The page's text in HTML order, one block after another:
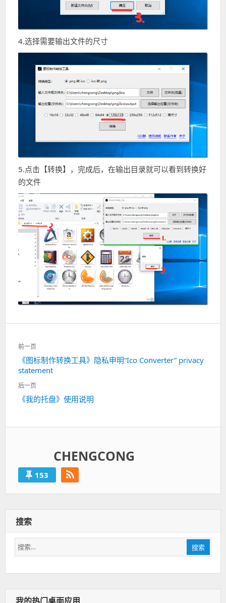
4.选择需要输出文件的尺寸
5.点击【转换】，完成后，在输出目录就可以看到转换好
的文件
文
章
导
航
前一页
上
一
篇：
《图标制作转换工具》隐私申明“Ico Converter” privacy
statement
后一页
下
《我的托盘》使用说明
CHENGCONG
153
搜索
搜
索：
搜索